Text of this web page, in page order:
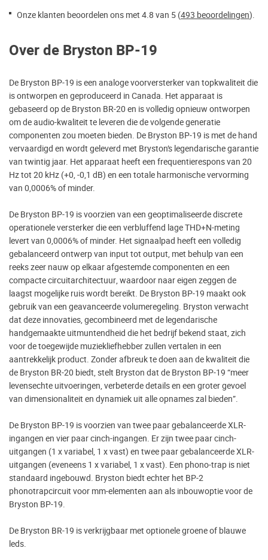
Onze klanten beoordelen ons met 4.8 van 5 (493 beoordelingen).
Over de Bryston BP-19
De Bryston BP-19 is een analoge voorversterker van topkwaliteit die
is ontworpen en geproduceerd in Canada. Het apparaat is
gebaseerd op de Bryston BR-20 en is volledig opnieuw ontworpen
om de audio-kwaliteit te leveren die de volgende generatie
componenten zou moeten bieden. De Bryston BP-19 is met de hand
vervaardigd en wordt geleverd met Bryston’s legendarische garantie
van twintig jaar. Het apparaat heeft een frequentierespons van 20
Hz tot 20 kHz (+0, -0,1 dB) en een totale harmonische vervorming
van 0,0006% of minder.
De Bryston BP-19 is voorzien van een geoptimaliseerde discrete
operationele versterker die een verbluffend lage THD+N-meting
levert van 0,0006% of minder. Het signaalpad heeft een volledig
gebalanceerd ontwerp van input tot output, met behulp van een
reeks zeer nauw op elkaar afgestemde componenten en een
compacte circuitarchitectuur, waardoor naar eigen zeggen de
laagst mogelijke ruis wordt bereikt. De Bryston BP-19 maakt ook
gebruik van een geavanceerde volumeregeling. Bryston verwacht
dat deze innovaties, gecombineerd met de legendarische
handgemaakte uitmuntendheid die het bedrijf bekend staat, zich
voor de toegewijde muziekliefhebber zullen vertalen in een
aantrekkelijk product. Zonder afbreuk te doen aan de kwaliteit die
de Bryston BR-20 biedt, stelt Bryston dat de Bryston BP-19 “meer
levensechte uitvoeringen, verbeterde details en een groter gevoel
van dimensionaliteit en dynamiek uit alle opnames zal bieden”.
De Bryston BP-19 is voorzien van twee paar gebalanceerde XLR-
ingangen en vier paar cinch-ingangen. Er zijn twee paar cinch-
uitgangen (1 x variabel, 1 x vast) en twee paar gebalanceerde XLR-
uitgangen (eveneens 1 x variabel, 1 x vast). Een phono-trap is niet
standaard ingebouwd. Bryston biedt echter het BP-2
phonotrapcircuit voor mm-elementen aan als inbouwoptie voor de
Bryston BP-19.
De Bryston BR-19 is verkrijgbaar met optionele groene of blauwe
leds.